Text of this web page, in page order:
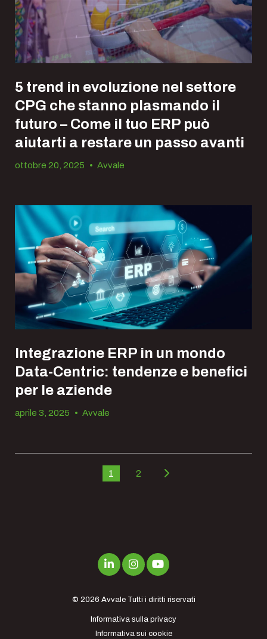
5 trend in evoluzione nel settore
CPG che stanno plasmando il
futuro – Come il tuo ERP può
aiutarti a restare un passo avanti
ottobre 20, 2025 • Avvale
Integrazione ERP in un mondo
Data-Centric: tendenze e benefici
per le aziende
aprile 3, 2025 • Avvale
1 2
© 2026 AvvaleTutti i diritti riservati
Informativa sulla privacy
Informativa sui cookie